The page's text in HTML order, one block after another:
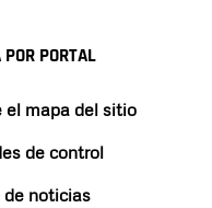
POR PORTAL
el mapa del sitio
de control
de noticias